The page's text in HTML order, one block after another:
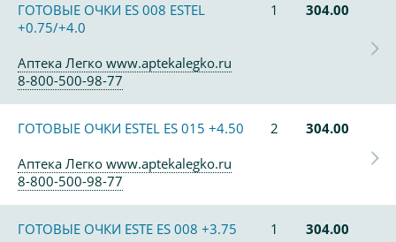
ГОТОВЫЕ ОЧКИ ES 008 ESTEL
+0.75/+4.0
1 304.00
Аптека Легко www.aptekalegko.ru
8-800-500-98-77
ГОТОВЫЕ ОЧКИ ESTEL ES 015 +4.50 2
304.00
Аптека Легко www.aptekalegko.ru
8-800-500-98-77
ГОТОВЫЕ ОЧКИ ESTE ES 008 +3.75 1
304.00